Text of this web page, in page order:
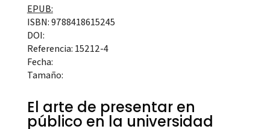
EPUB:
ISBN: 9788418615245
DOI:
Referencia: 15212-4
Fecha:
Tamaño:
El arte de presentar en
público en la universidad